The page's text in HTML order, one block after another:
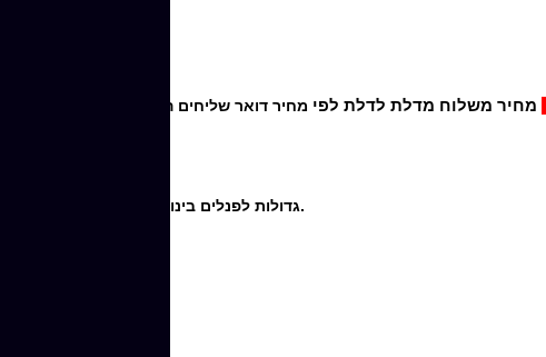
מחיר משלוח מדלת לדלת לפי מחיר דואר שליחים הוא -.66 ש"ח לחבילה עד 1 ק"ג.
סט 4 זוויות Z גדולות לפנלים בינוניים וגדולים בתוספת ברגים ואומים להגבהת והתקנת הפנל הסולארי.